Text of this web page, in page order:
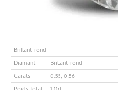
Brillant-rond
Diamant
Brillant-rond
Carats
0.55, 0.56